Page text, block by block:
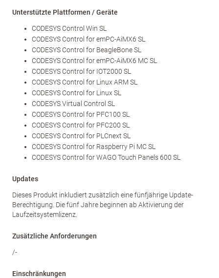
Unterstützte Plattformen / Geräte
CODESYS Control Win SL
CODESYS Control for emPC-AiMX6 SL
CODESYS Control for BeagleBone SL
CODESYS Control for emPC-AiMX6 MC SL
CODESYS Control for IOT2000 SL
CODESYS Control for Linux ARM SL
CODESYS Control for Linux SL
CODESYS Virtual Control SL
CODESYS Control for PFC100 SL
CODESYS Control for PFC200 SL
CODESYS Control for PLCnext SL
CODESYS Control for Raspberry Pi MC SL
CODESYS Control for WAGO Touch Panels 600 SL
Updates
Dieses Produkt inkludiert zusätzlich eine fünfjährige Update-
Berechtigung. Die fünf Jahre beginnen ab Aktivierung der
Laufzeitsystemlizenz.
Zusätzliche Anforderungen
/-
Einschränkungen